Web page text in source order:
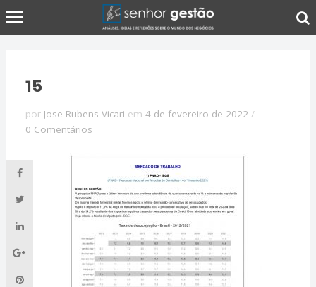
15
por Jose Rubens Vicari em 4 de fevereiro de 2022 /
0 Comentários